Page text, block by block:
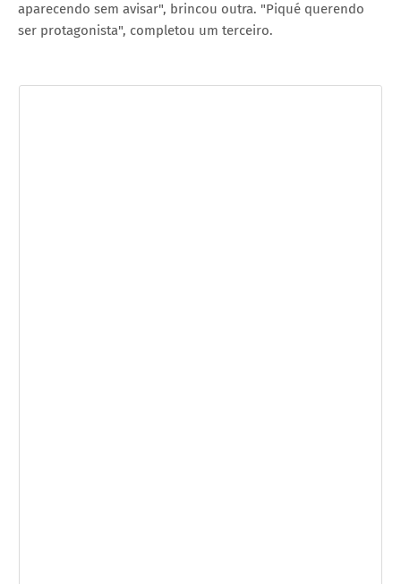
aparecendo sem avisar", brincou outra. "Piqué querendo
ser protagonista", completou um terceiro.